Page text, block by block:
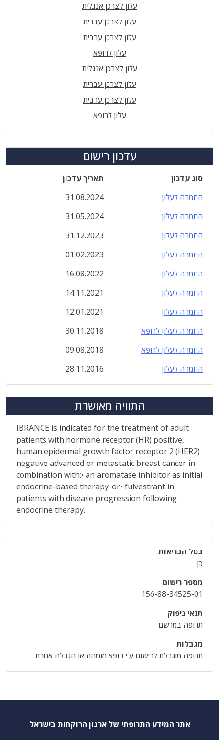
עלון לצרכן אנגלית
עלון לצרכן עברית
עלון לצרכן ערבית
עלון לרופא
עלון לצרכן אנגלית
עלון לצרכן עברית
עלון לצרכן ערבית
עלון לרופא
עדכון רישום
סוג עדכון
תאריך עדכון
החמרה לעלון
31.08.2024
החמרה לעלון
31.05.2024
החמרה לעלון
31.12.2023
החמרה לעלון
01.02.2023
החמרה לעלון
16.08.2022
החמרה לעלון
14.11.2021
החמרה לעלון
12.01.2021
החמרה לעלון לרופא
30.11.2018
החמרה לעלון לרופא
09.08.2018
החמרה לעלון
28.11.2016
התוויה מאושרת
IBRANCE is indicated for the treatment of adult
patients with hormone receptor (HR) positive,
human epidermal growth factor receptor 2 (HER2)
negative advanced or metastatic breast cancer in
combination with:• an aromatase inhibitor as initial
endocrine-based therapy; or• fulvestrant in
patients with disease progression following
endocrine therapy.
בסל הבריאות
כן
מספר רישום
156-88-34525-01
תנאי ניפוק
תרופה במרשם
מגבלות
תרופה מוגבלת לרישום ע'י רופא מומחה או הגבלה אחרת
אתר המידע התרופתי של ארגון הרוקחות בישראל